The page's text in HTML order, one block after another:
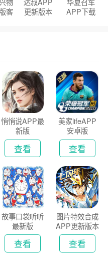
客
更新版本
APP下载
悄悄说APP最
新版
查看
美家lifeAPP
安卓版
查看
故事口袋听听
最新版
查看
图片特效合成
APP更新版本
2026
查看